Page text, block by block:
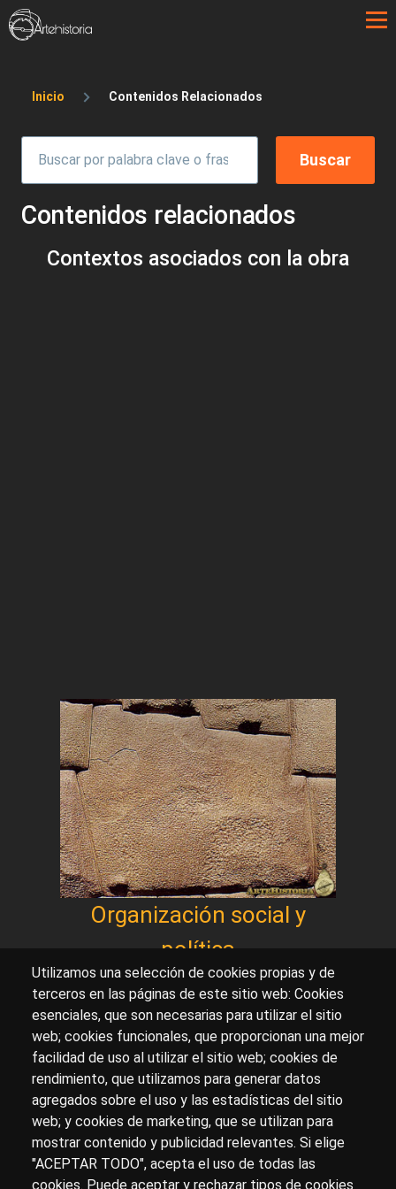
Pasar al contenido principal
Sobrescribir enlaces de ayuda a la
Inicio Contenidos Relacionados
Contenidos relacionados
Contextos asociados con la obra
Organización social y
política
Sobre artehistoria.com
Para ponerte en contacto con nosotros, escríbenos en
el formulario decontacto
Accesibilidad
Aviso Legal Privacidad
Utilizamos una selección de cookies propias y de
terceros en las páginas de este sitio web: Cookies
esenciales, que son necesarias para utilizar el sitio
web; cookies funcionales, que proporcionan una mejor
facilidad de uso al utilizar el sitio web; cookies de
rendimiento, que utilizamos para generar datos
agregados sobre el uso y las estadísticas del sitio
web; y cookies de marketing, que se utilizan para
mostrar contenido y publicidad relevantes. Si elige
"ACEPTAR TODO", acepta el uso de todas las
cookies. Puede aceptar y rechazar tipos de cookies